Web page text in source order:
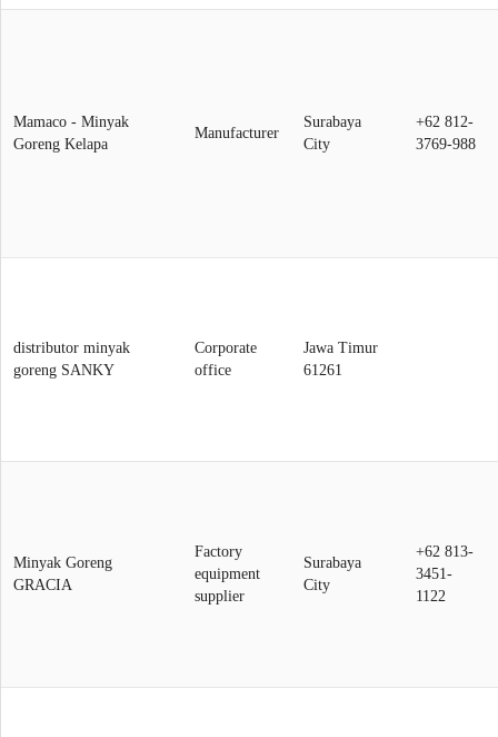
Mamaco - Minyak
Goreng Kelapa
Manufacturer
Surabaya
City
+62 812-
3769-988
distributor minyak
goreng SANKY
Corporate
office
Jawa Timur
61261
Minyak Goreng
GRACIA
Factory
equipment
supplier
Surabaya
City
+62 813-
3451-
1122